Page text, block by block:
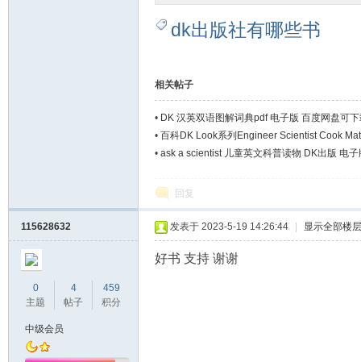
dk出版社有哪些书
相关帖子
• DK 汉英双语图解词典pdf 电子版 百度网盘可
• 百科DK Look系列Engineer Scientist Cook
• ask a scientist 儿童英文科普读物 DK出版 电子
回复
115628632
0
主题
4
帖子
459
积分
中级会员
发表于 2023-5-19 14:26:44 显示全部楼层
好书 支持 谢谢